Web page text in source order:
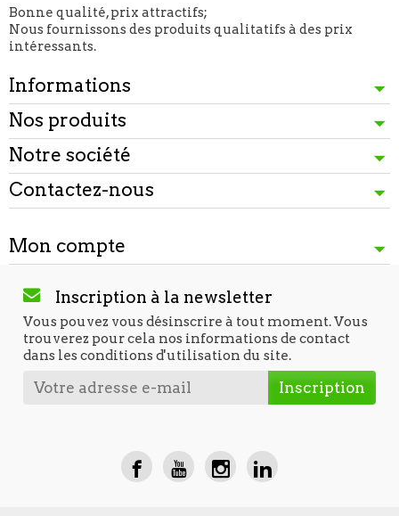
Bonne qualité, prix attractifs;
Nous fournissons des produits qualitatifs à des prix
intéressants.
Informations
Nos produits
Notre société
Contactez-nous
Mon compte
Inscription à la newsletter
Vous pouvez vous désinscrire à tout moment. Vous
trouverez pour cela nos informations de contact
dans les conditions d'utilisation du site.